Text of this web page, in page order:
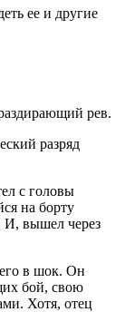
ее и другие
рев.
разряд
с головы
на борту
И, вышел через
в шок. Он
бой, свою
Хотя, отец